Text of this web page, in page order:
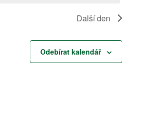
Další den
Odebírat kalendář